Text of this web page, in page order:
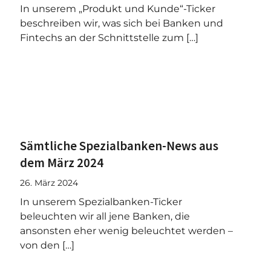
In unserem „Produkt und Kunde“-Ticker
beschreiben wir, was sich bei Banken und
Fintechs an der Schnittstelle zum […]
Sämtliche Spezialbanken-News aus
dem März 2024
26. März 2024
In unserem Spezialbanken-Ticker
beleuchten wir all jene Banken, die
ansonsten eher wenig beleuchtet werden –
von den […]